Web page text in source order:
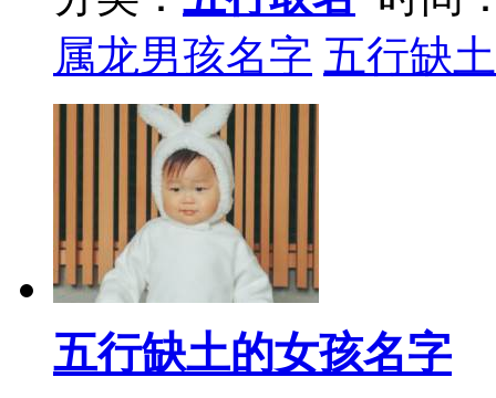
属龙男孩名字 五行缺
五行缺土的女孩名字